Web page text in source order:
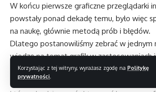
Korzystając z tej witryny, wyrażasz zgodę na Politykę
prywatności
W końcu pierwsze graficzne przeglądarki
powstały ponad dekadę temu, było więc
na naukę, głównie metodą prób i błędów.
Dlatego postanowiliśmy zebrać w jednym
wiedzę na temat grafik w zastosowaniach
Pokażemy nieznane funkcje, rozwiejemy
najciekawsze sztuczki. Zyskasz